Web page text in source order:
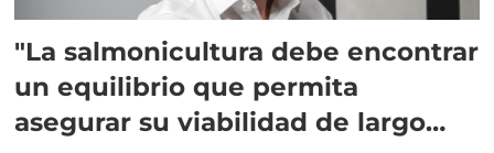
"La salmonicultura debe encontrar
un equilibrio que permita
asegurar su viabilidad de largo